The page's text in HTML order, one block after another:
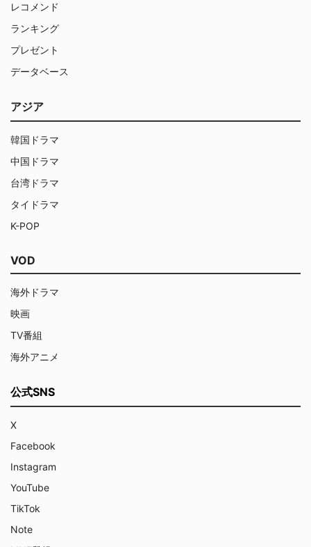
レコメンド
ランキング
プレゼント
データベース
アジア
韓国ドラマ
中国ドラマ
台湾ドラマ
タイドラマ
K-POP
VOD
海外ドラマ
映画
TV番組
海外アニメ
公式SNS
X
Facebook
Instagram
YouTube
TikTok
Note